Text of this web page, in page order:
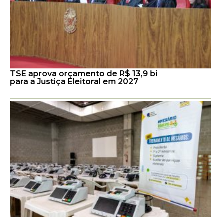
TSE aprova orçamento de R$ 13,9 bi
para a Justiça Eleitoral em 2027